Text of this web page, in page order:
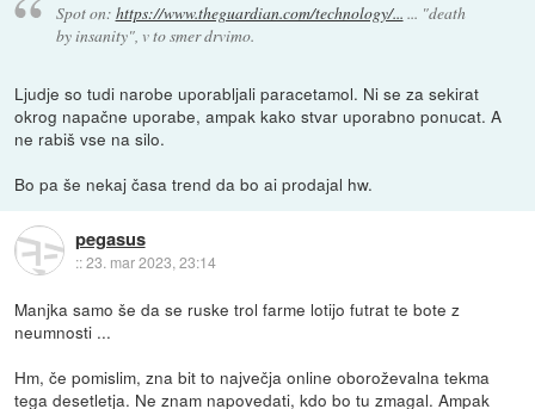
Spot on: https://www.theguardian.com/technology/... ... "death
by insanity", v to smer drvimo.
Ljudje so tudi narobe uporabljali paracetamol. Ni se za sekirat
okrog napačne uporabe, ampak kako stvar uporabno ponucat. A
ne rabiš vse na silo.
Bo pa še nekaj časa trend da bo ai prodajal hw.
pegasus
::23. mar 2023, 23:14
Manjka samo še da se ruske trol farme lotijo futrat te bote z
neumnosti ...
Hm, če pomislim, zna bit to največja online oboroževalna tekma
tega desetletja. Ne znam napovedati, kdo bo tu zmagal. Ampak